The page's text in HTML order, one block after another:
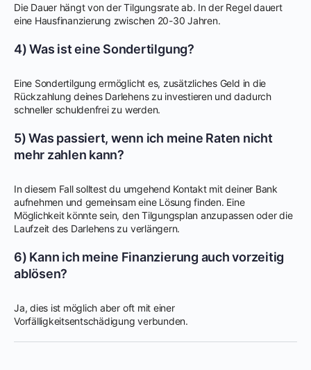
Die Dauer hängt von der Tilgungsrate ab. In der Regel dauert
eine Hausfinanzierung zwischen 20-30 Jahren.
4) Was ist eine Sondertilgung?
Eine Sondertilgung ermöglicht es, zusätzliches Geld in die
Rückzahlung deines Darlehens zu investieren und dadurch
schneller schuldenfrei zu werden.
5) Was passiert, wenn ich meine Raten nicht
mehr zahlen kann?
In diesem Fall solltest du umgehend Kontakt mit deiner Bank
aufnehmen und gemeinsam eine Lösung finden. Eine
Möglichkeit könnte sein, den Tilgungsplan anzupassen oder die
Laufzeit des Darlehens zu verlängern.
6) Kann ich meine Finanzierung auch vorzeitig
ablösen?
Ja, dies ist möglich aber oft mit einer
Vorfälligkeitsentschädigung verbunden.